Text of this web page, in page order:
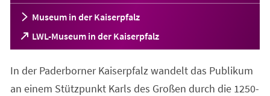
Museum in der Kaiserpfalz
LWL-Museum in der Kaiserpfalz
(Öffnet
in
neuen
Tab)
In der Paderborner Kaiserpfalz wandelt das Publikum
an einem Stützpunkt Karls des Großen durch die 1250-